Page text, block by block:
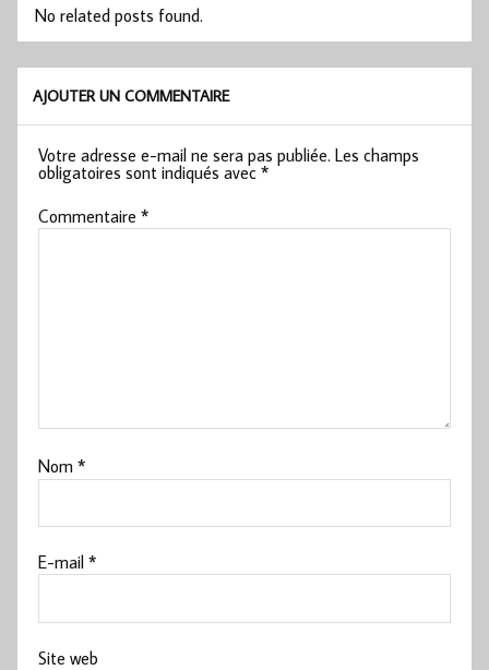
No related posts found.
AJOUTER UN COMMENTAIRE
Votre adresse e-mail ne sera pas publiée. Les champs
obligatoires sont indiqués avec*
Commentaire*
Nom*
E-mail*
Site web